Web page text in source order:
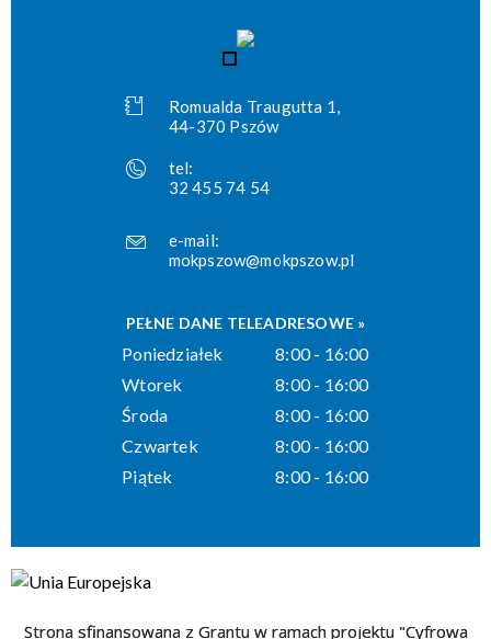
Romualda Traugutta 1,
44-370 Pszów
tel:
32 455 74 54
e-mail:
mokpszow@mokpszow.pl
PEŁNE DANE TELEADRESOWE »
Poniedziałek
8:00 - 16:00
Wtorek
8:00 - 16:00
Środa
8:00 - 16:00
Czwartek
8:00 - 16:00
Piątek
8:00 - 16:00
Strona sfinansowana z Grantu w ramach projektu "Cyfrowa